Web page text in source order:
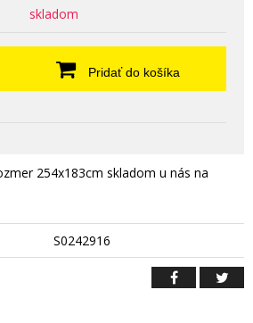
skladom
Pridať do košíka
254x183cm skladom u nás na
S0242916